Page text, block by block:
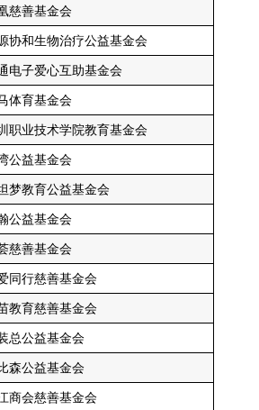
慈善基金会
协和生物治疗公益基金会
电子爱心互助基金会
体育基金会
职业技术学院教育基金会
公益基金会
梦教育公益基金会
公益基金会
慈善基金会
同行慈善基金会
教育慈善基金会
总公益基金会
森公益基金会
商会慈善基金会